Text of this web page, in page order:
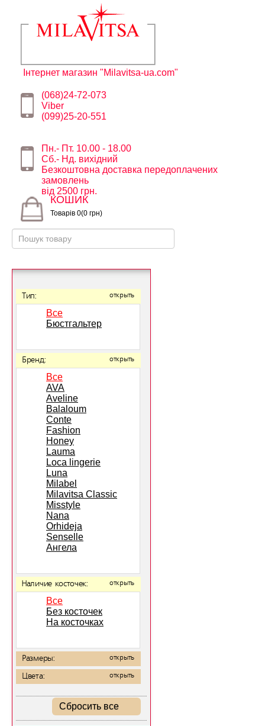
Інтернет магазин "Milavitsa-ua.com"
(068)24-72-073
Viber
(099)25-20-551
Пн.- Пт. 10.00 - 18.00
Сб.- Нд. вихідний
Безкоштовна доставка передоплачених
замовлень
від 2500 грн.
КОШИК
Товарів 0(0 грн)
Тип: открыть
Все
Бюстгальтер
Бренд: открыть
Все
AVA
Aveline
Balaloum
Conte
Fashion
Honey
Lauma
Loca lingerie
Luna
Milabel
Milavitsa Classic
Misstyle
Nana
Orhideja
Senselle
Ангела
Наличие косточек: открыть
Все
Без косточек
На косточках
Размеры: открыть
Цвета: открыть
Сбросить все